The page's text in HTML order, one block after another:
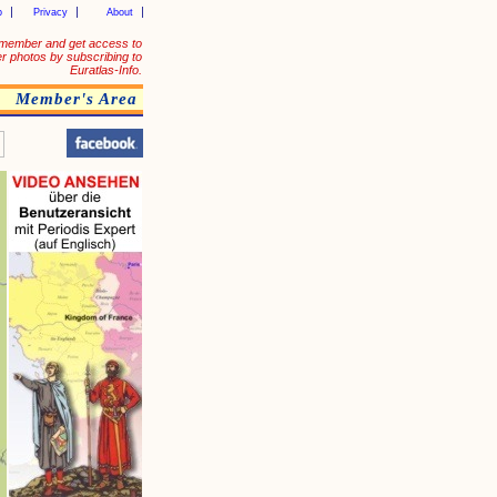
and get access to
photos by subscribing to
Euratlas-Info.
About
Privacy
Member's Area